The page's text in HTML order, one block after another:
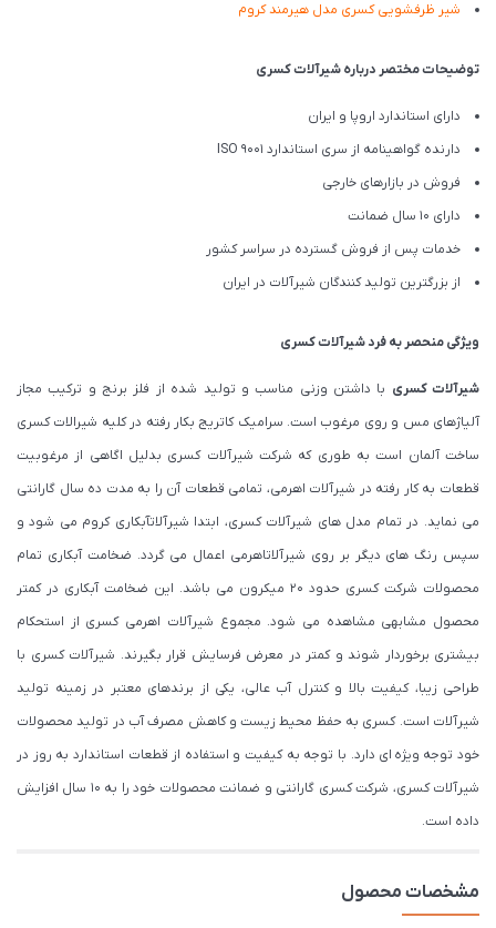
شیر ظرفشویی کسری مدل هیرمند کروم
توضیحات مختصر درباره شیرآلات کسری
دارای استاندارد اروپا و ایران
دارنده گواهینامه از سری استاندارد ISO 9001
فروش در بازارهای خارجی
دارای 10 سال ضمانت
خدمات پس از فروش گسترده در سراسر کشور
از بزرگترین تولید کنندگان شیرآلات در ایران
ویژگی منحصر به فرد شیرآلات کسری
شیرآلات کسری با داشتن وزنی مناسب و تولید شده از فلز برنج و ترکیب مجاز
آلیاژهای مس و روی مرغوب است. سرامیک کاتریج بکار رفته در کلیه شیرالات کسری
ساخت آلمان است به طوری که شرکت شیرآلات کسری بدلیل اگاهی از مرغوبیت
قطعات به کار رفته در شیرآلات اهرمی، تمامی قطعات آن را به مدت ده سال گارانتی
می نماید. در تمام مدل های شیرآلات کسری، ابتدا شیرآلاتآبکاری کروم می شود و
سپس رنگ های دیگر بر روی شیرآلاتاهرمی اعمال می گردد. ضخامت آبکاری تمام
محصولات شرکت کسری حدود ۲۰ میکرون می باشد. این ضخامت آبکاری در کمتر
محصول مشابهی مشاهده می شود. مجموع شیرآلات اهرمی کسری از استحکام
بیشتری برخوردار شوند و کمتر در معرض فرسایش قرار بگیرند. شیرآلات کسری با
طراحی زیبا، کیفیت بالا و کنترل آب عالی، یکی از برندهای معتبر در زمینه تولید
شیرآلات است. کسری به حفظ محیط زیست و کاهش مصرف آب در تولید محصولات
خود توجه ویژه ای دارد. با توجه به کیفیت و استفاده از قطعات استاندارد به روز در
شیرآلات کسری، شرکت کسری گارانتی و ضمانت محصولات خود را به 10 سال افزایش
داده است.
مشخصات محصول